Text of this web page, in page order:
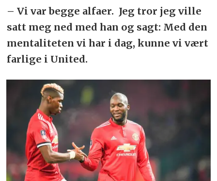
– Vi var begge alfaer. Jeg tror jeg ville
satt meg ned med han og sagt: Med den
mentaliteten vi har i dag, kunne vi vært
farlige i United.